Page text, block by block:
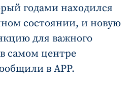
годами находился
состоянии, и новую
для важного
самом центре
в APP.